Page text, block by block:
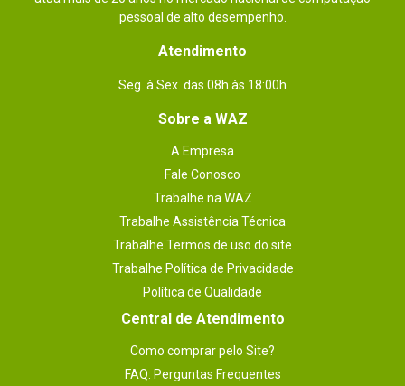
Teclado muito bom para jogos como
teclas podem ser editadas para uso
macros, facilitando a experiência em
Essa avaliação foi útil?
1 - 2de2
ESCREVER AVALIAÇÃO
pessoal de alto desempenho.
Atendimento
Seg. à Sex. das 08h às 18:00h
Sobre a WAZ
A Empresa
Fale Conosco
Trabalhe na WAZ
Trabalhe Assistência Técnica
Trabalhe Termos de uso do site
Trabalhe Política de Privacidade
Política de Qualidade
Central de Atendimento
Como comprar pelo Site?
FAQ: Perguntas Frequentes